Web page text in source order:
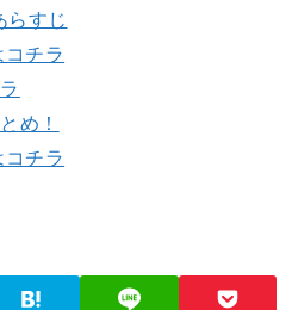
らすじ
チラ
め！
チラ